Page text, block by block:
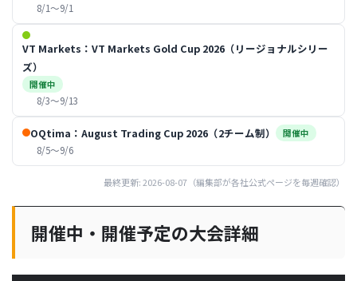
8/1〜9/1
VT Markets：VT Markets Gold Cup 2026（リージョナルシリー
ズ）
開催中
8/3〜9/13
OQtima：August Trading Cup 2026（2チーム制） 開催中
8/5〜9/6
最終更新: 2026-08-07（編集部が各社公式ページを毎週確認）
開催中・開催予定の大会詳細